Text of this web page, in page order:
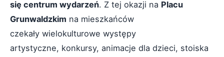
się centrum wydarzeń. Z tej okazji na Placu
Grunwaldzkim na mieszkańców
czekały wielokulturowe występy
artystyczne, konkursy, animacje dla dzieci, stoiska